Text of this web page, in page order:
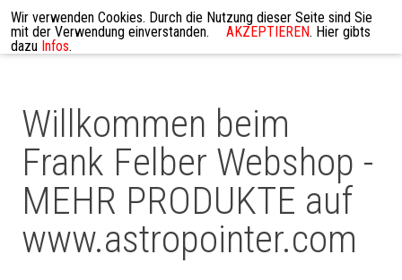
Willkommen beim
Frank Felber Webshop -
MEHR PRODUKTE auf
www.astropointer.com
Wir verwenden Cookies. Durch die Nutzung dieser Seite sind Sie
mit der Verwendung einverstanden.
AKZEPTIEREN. Hier gibts
dazu Infos.